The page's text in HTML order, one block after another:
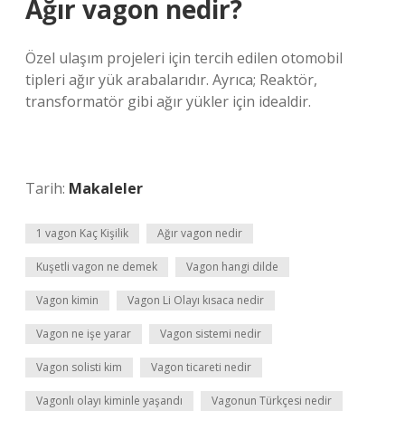
Ağır vagon nedir?
Özel ulaşım projeleri için tercih edilen otomobil
tipleri ağır yük arabalarıdır. Ayrıca; Reaktör,
transformatör gibi ağır yükler için idealdir.
Tarih: Makaleler
1 vagon Kaç Kişilik Ağır vagon nedir
Kuşetli vagon ne demek Vagon hangi dilde
Vagon kimin Vagon Li Olayı kısaca nedir
Vagon ne işe yarar Vagon sistemi nedir
Vagon solisti kim Vagon ticareti nedir
Vagonlı olayı kiminle yaşandı Vagonun Türkçesi nedir